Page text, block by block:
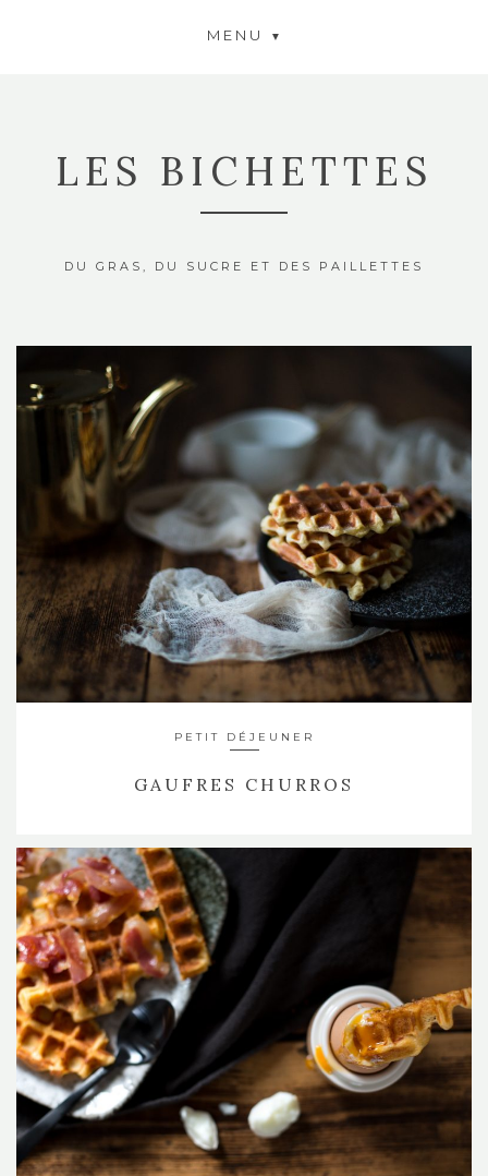
MENU
LES BICHETTES
DU GRAS, DU SUCRE ET DES PAILLETTES
PETIT DÉJEUNER
GAUFRES CHURROS